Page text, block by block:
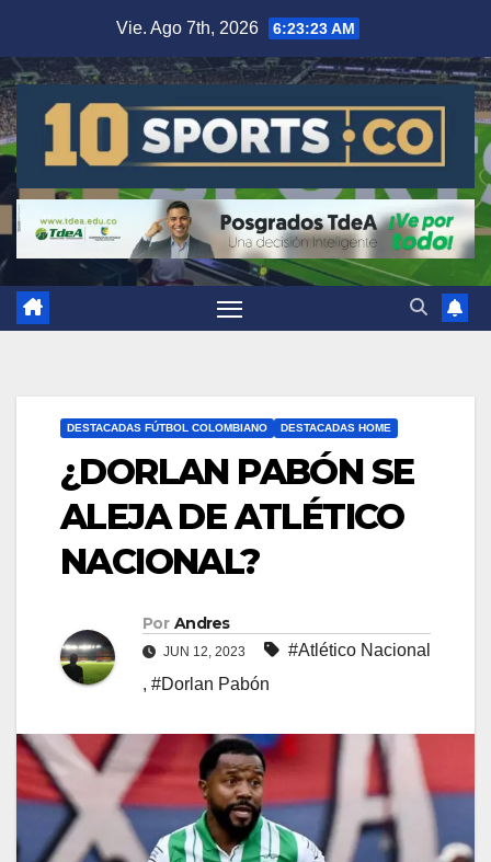
Vie. Ago 7th, 2026 6:23:24 AM
DESTACADAS FÚTBOL COLOMBIANO DESTACADAS HOME
¿DORLAN PABÓN SE
ALEJA DE ATLÉTICO
NACIONAL?
Por Andres
JUN 12, 2023
#Atlético Nacional
, #Dorlan Pabón